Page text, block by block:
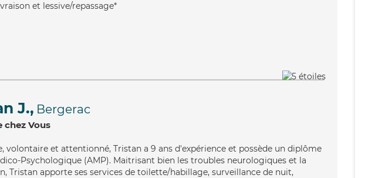
et lessive/repassage*
J., Bergerac
chez Vous
, volontaire et attentionné, Tristan a 9 ans d'expérience et possède un diplôme
Psychologique (AMP). Maitrisant bien les troubles neurologiques et la
Tristan apporte ses services de toilette/habillage, surveillance de nuit,